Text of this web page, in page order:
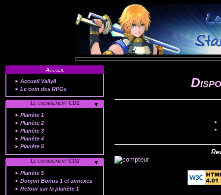
Accueil
Accueil Vally8
Le coin des RPGs
Le cheminement CD1
Planète 1
Planète 2
Planète 3
Planète 4
Planète 5
Le cheminement CD2
Planète 5
Donjon Bonus 1 et annexes
Retour sur la planète 1